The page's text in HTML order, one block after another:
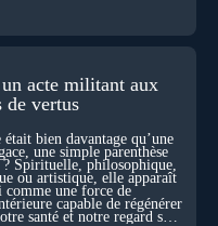
acte militant aux
de vertus
bien davantage qu’une
une simple parenthèse
? Spirituelle, philosophique,
ou artistique, elle apparaît
comme une force de
capable de régénérer
santé et notre regard sur